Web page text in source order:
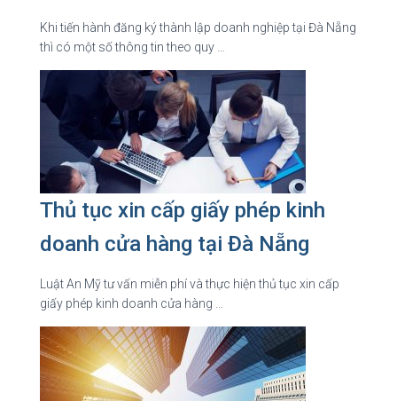
Khi tiến hành đăng ký thành lập doanh nghiệp tại Đà Nẵng
thì có một số thông tin theo quy …
Thủ tục xin cấp giấy phép kinh
doanh cửa hàng tại Đà Nẵng
Luật An Mỹ tư vấn miễn phí và thực hiện thủ tục xin cấp
giấy phép kinh doanh cửa hàng …